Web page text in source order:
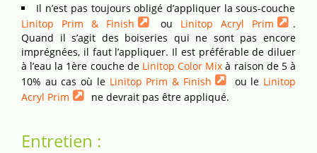
Il n’est pas toujours obligé d’appliquer la sous-couche
Linitop Prim & Finish
ou Linitop Acryl Prim
.
Quand il s’agit des boiseries qui ne sont pas encore
imprégnées, il faut l’appliquer. Il est préférable de diluer
à l’eau la 1ère couche de Linitop Color Mix à raison de 5 à
10% au cas où le Linitop Prim & Finish ou le Linitop
Acryl Prim
ne devrait pas être appliqué.
Entretien :